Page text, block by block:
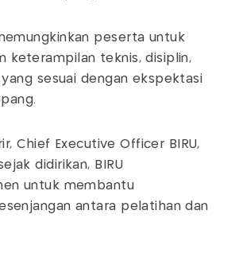
peserta untuk
keterampilan teknis, disiplin,
sesuai dengan ekspektasi
Chief Executive Officer BIRU,
didirikan, BIRU
untuk membantu
antara pelatihan dan